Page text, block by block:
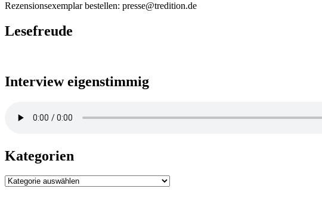
Rezensionsexemplar bestellen: presse@tredition.de
Lesefreude
Interview eigenstimmig
Kategorien
Kategorien